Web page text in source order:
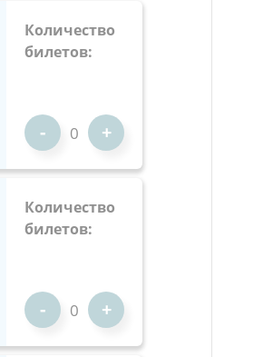
Количество
билетов:
- +
Количество
билетов:
- +